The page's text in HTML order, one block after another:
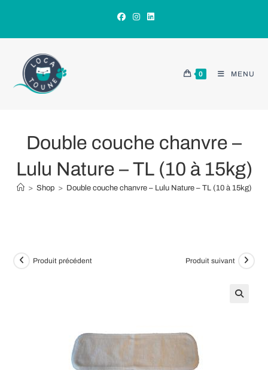
content
0 MENU
Double couche chanvre –
Lulu Nature – TL (10 à 15kg)
> Shop > Double couche chanvre – Lulu Nature – TL (10 à 15kg)
Produit précédent Produit suivant